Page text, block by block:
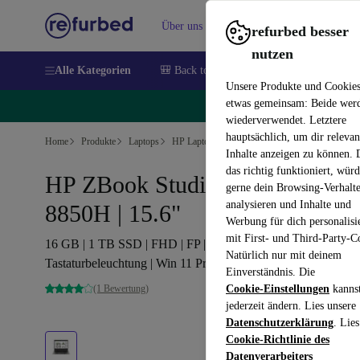
refurbed besser
nutzen
Unsere Produkte und
etwas gemeinsam: Beide
wiederverwendet. Letztere
hauptsächlich, um dir
Inhalte anzeigen zu können.
das richtig funktioniert,
gerne dein Browsing-
analysieren und Inhalte und
Werbung für dich
mit First- und Third-Party-
Natürlich nur mit deinem
Einverständnis. Die
Cookie-Einstellungen
jederzeit ändern. Lies unsere
Datenschutzerklärung.
Cookie-Richtlinie des
Datenverarbeiters
Über uns Verkaufen Hilfe
Alle Kategorien 🎒 Back to school
Home Produkte Laptops HP Laptops
HP ZBook Studio x360 G5 | i7-
8850H | 15.6"
16 GB | 1 TB SSD | FHD | FP | P1000 Mobile | Touch |
Tastaturbeleuchtung | Win 11 Pro | DE
(1 Bewertung)